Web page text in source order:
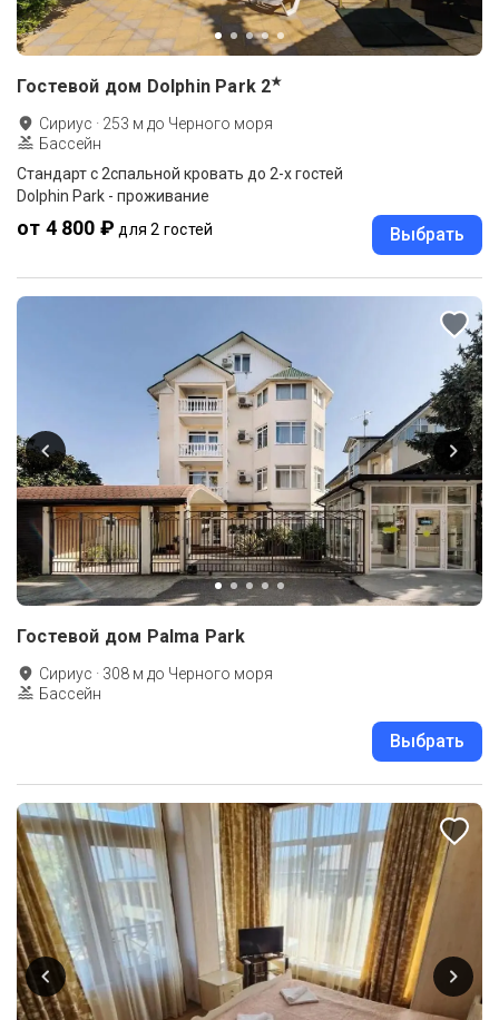
Гостевой дом Dolphin Park 2★
Сириус · 253 м до Черного моря
Бассейн
Стандарт с 2спальной кровать до 2-х гостей
Dolphin Park - проживание
от 4 800 ₽ для 2 гостей Выбрать
Гостевой дом Palma Park
Сириус · 308 м до Черного моря
Бассейн
Выбрать